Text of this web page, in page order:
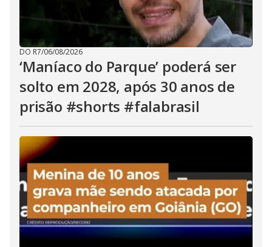
DO R7/06/08/2026
‘Maníaco do Parque’ poderá ser
solto em 2028, após 30 anos de
prisão #shorts #falabrasil